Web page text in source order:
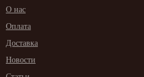
О нас
Оплата
Доставка
Новости